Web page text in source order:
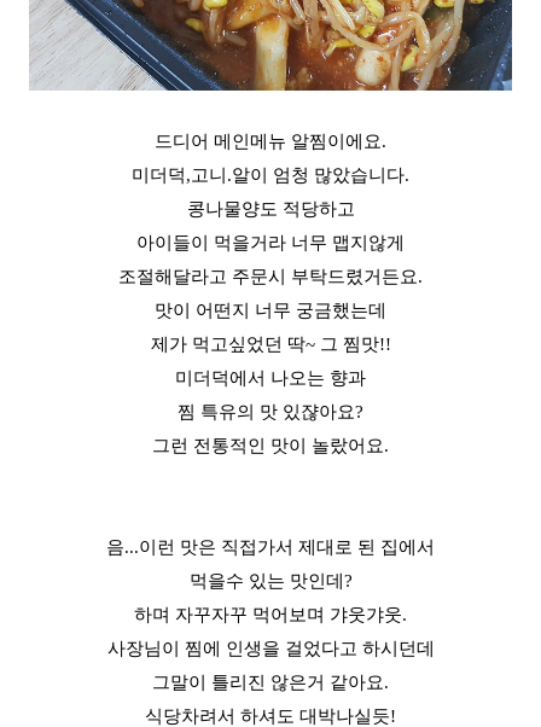
드디어 메인메뉴 알찜이에요.
미더덕,고니.알이 엄청 많았습니다.
콩나물양도 적당하고
아이들이 먹을거라 너무 맵지않게
조절해달라고 주문시 부탁드렸거든요.
맛이 어떤지 너무 궁금했는데
제가 먹고싶었던 딱~ 그 찜맛!!
미더덕에서 나오는 향과
찜 특유의 맛 있쟎아요?
그런 전통적인 맛이 놀랐어요.
음...이런 맛은 직접가서 제대로 된 집에서
먹을수 있는 맛인데?
하며 자꾸자꾸 먹어보며 갸웃갸웃.
사장님이 찜에 인생을 걸었다고 하시던데
그말이 틀리진 않은거 같아요.
식당차려서 하셔도 대박나실듯!